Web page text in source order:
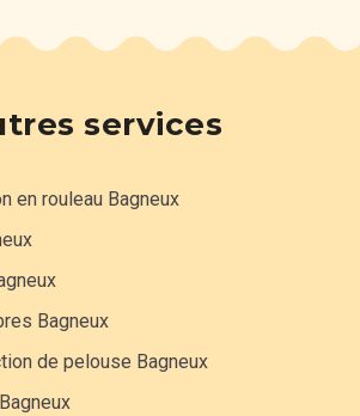
services
en rouleau Bagneux
Bagneux
de pelouse Bagneux